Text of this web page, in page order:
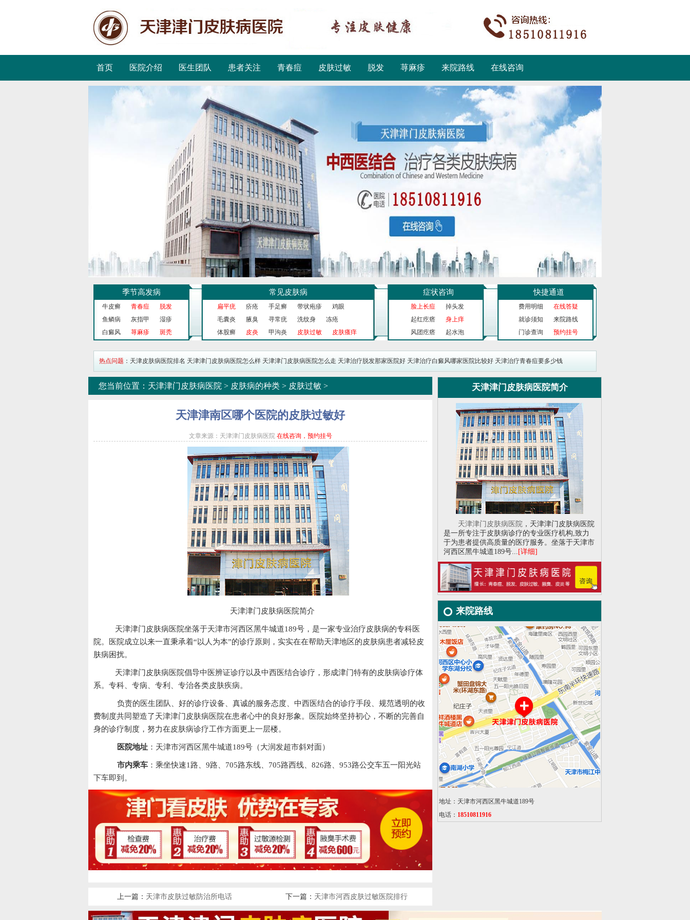
首页 医院介绍 医生团队 患者关注 青春痘 皮肤过敏 脱发 荨麻疹 来院路线 在线咨询
季节高发病
牛皮癣 青春痘
脱发
鱼鳞病
灰指甲
湿疹
白癜风
荨麻疹 斑秃
常见皮肤病
扁平疣 疥疮 手足癣 带状疱疹
鸡眼
毛囊炎
腋臭 寻常疣 洗纹身
冻疮
体股癣
皮炎 甲沟炎 皮肤过敏 皮肤瘙痒
症状咨询
脸上长痘
掉头发
起红疙瘩
身上痒
风团疙瘩
起水泡
快捷通道
费用明细
在线答疑
就诊须知
来院路线
门诊查询
预约挂号
热点问题 ： 天津皮肤病医院排名 天津津门皮肤病医院怎么样 天津津门皮肤病医院怎么走 天津治疗脱发那家医院好 天津治疗白癜风哪家医院比较好 天津治疗青春痘要多少钱
您当前位置： 天津津门皮肤病医院 > 皮肤病的种类 > 皮肤过敏 >
天津津南区哪个医院的皮肤过敏好
文章来源：天津津门皮肤病医院 在线咨询，预约挂号
天津津门皮肤病医院简介
天津津门皮肤病医院坐落于天津市河西区黑牛城道189号，是一家专业治疗皮肤病的专科医
院。医院成立以来一直秉承着“以人为本”的诊疗原则，实实在在帮助天津地区的皮肤病患者减轻皮
肤病困扰。
天津津门皮肤病医院倡导中医辨证诊疗以及中西医结合诊疗，形成津门特有的皮肤病诊疗体
系。专科、专病、专利、专治各类皮肤疾病。
负责的医生团队、好的诊疗设备、真诚的服务态度、中西医结合的诊疗手段、规范透明的收
费制度共同塑造了天津津门皮肤病医院在患者心中的良好形象。医院始终坚持初心，不断的完善自
身的诊疗制度，努力在皮肤病诊疗工作方面更上一层楼。
医院地址 ：天津市河西区黑牛城道189号（大润发超市斜对面）
市内乘车 ：乘坐快速1路、9路、705路东线、705路西线、826路、953路公交车五一阳光站
下车即到。
上一篇： 天津市皮肤过敏防治所电话 下一篇： 天津市河西皮肤过敏医院排行
天津津门皮肤病医院简介
天津津门皮肤病医院，天津津门皮肤病医院
是一所专注于皮肤病诊疗的专业医疗机构,致力
于为患者提供高质量的医疗服务。坐落于天津市
河西区黑牛城道189号... [详细]
来院路线
地址：天津市河西区黑牛城道189号
电话： 18510811916